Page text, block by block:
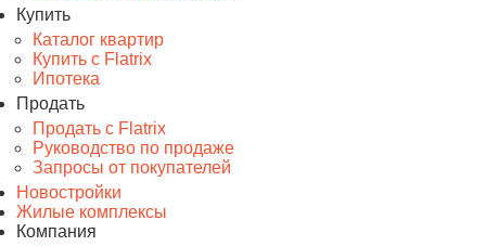
Купить
Каталог квартир
Купить с Flatrix
Ипотека
Продать
Продать с Flatrix
Руководство по продаже
Запросы от покупателей
Новостройки
Жилые комплексы
Компания